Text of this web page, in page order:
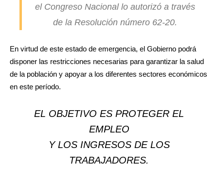
el Congreso Nacional lo autorizó a través
de la Resolución número 62-20.
En virtud de este estado de emergencia, el Gobierno podrá
disponer las restricciones necesarias para garantizar la salud
de la población y apoyar a los diferentes sectores económicos
en este período.
EL OBJETIVO ES PROTEGER EL
EMPLEO
Y LOS INGRESOS DE LOS
TRABAJADORES.